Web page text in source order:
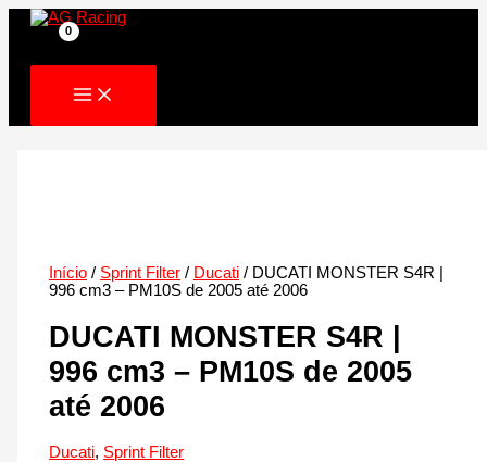
Skip
Início / Sprint Filter / Ducati / DUCATI MONSTER S4R |
996 cm3 – PM10S de 2005 até 2006
DUCATI MONSTER S4R |
996 cm3 – PM10S de 2005
até 2006
Ducati, Sprint Filter